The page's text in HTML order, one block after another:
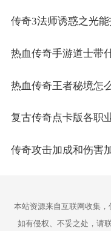
传奇3法师诱惑之光
热血传奇手游道士带
热血传奇王者秘境怎
复古传奇点卡版各职
传奇攻击加成和伤害
本站资源来自互联网收集，
如有侵权、不妥之处，请